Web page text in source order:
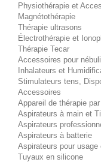
Physiothérapie et
Magnétothérapie
Thérapie ultrasons
Électrothérapie et
Thérapie Tecar
Accessoires pour
Inhalateurs et
Stimulateurs tens,
Accessoires
Appareil de thérapie
Aspirateurs à main et
Aspirateurs
Aspirateurs à batterie
Aspirateurs pour usage
Tuyaux en silicone